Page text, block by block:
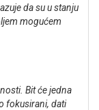
da su u stanju
mogućem
Bit će jedna
fokusirani, dati